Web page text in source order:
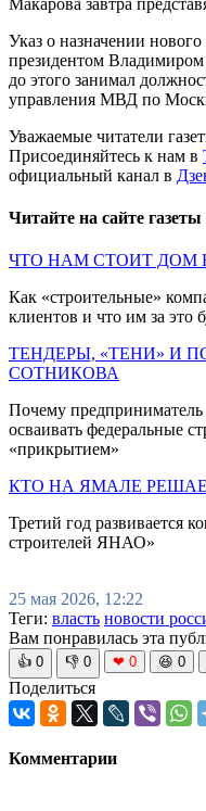
Указ о назначении
президентом
до этого занимал
управления МВД по
Уважаемые читатели
Присоединяйтесь к нам в
официальный канал в
Читайте на сайте
ЧТО НАМ СТОИТ ДОМ
Как «строительные»
клиентов и что им за это
ТЕНДЕРЫ, «ТЕНИ» И
СОТНИКОВА
Почему предприниматель
осваивать федеральные
«прикрытием»
КТО НА ЯМАЛЕ
Третий год развивается
строителей ЯНАО»
25 мая 2026, 12:22
Теги: власть новости
Вам понравилась эта
👍 0 👎 0 ❤ 0 😆 0
Поделиться
Комментарии